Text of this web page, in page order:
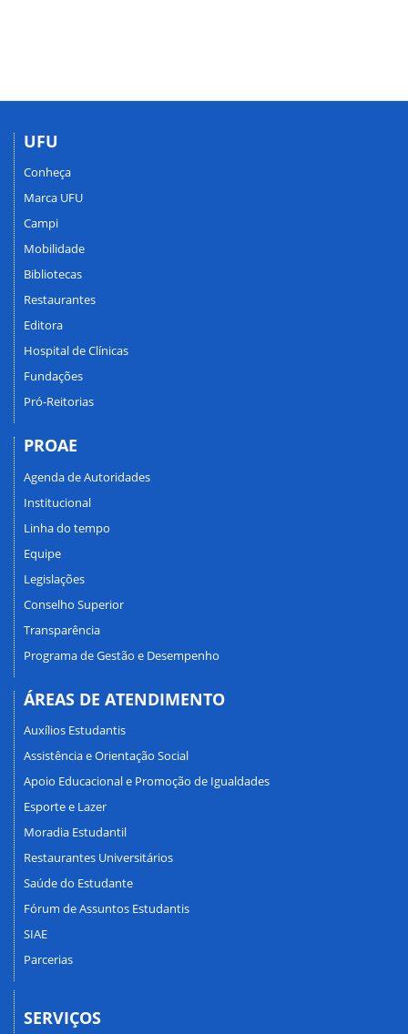
UFU
Conheça
Marca UFU
Campi
Mobilidade
Bibliotecas
Restaurantes
Editora
Hospital de Clínicas
Fundações
Pró-Reitorias
PROAE
Agenda de Autoridades
Institucional
Linha do tempo
Equipe
Legislações
Conselho Superior
Transparência
Programa de Gestão e Desempenho
ÁREAS DE ATENDIMENTO
Auxílios Estudantis
Assistência e Orientação Social
Apoio Educacional e Promoção de Igualdades
Esporte e Lazer
Moradia Estudantil
Restaurantes Universitários
Saúde do Estudante
Fórum de Assuntos Estudantis
SIAE
Parcerias
SERVIÇOS